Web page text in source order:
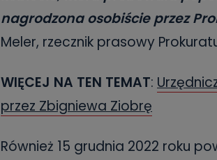
nagrodzona osobiście przez
Meler, rzecznik prasowy
WIĘCEJ NA TEN TEMAT:
przez Zbigniewa Ziobrę
Również 15 grudnia 2022 roku